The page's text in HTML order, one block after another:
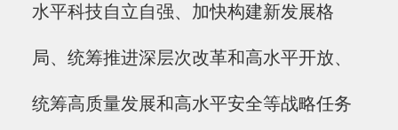
水平科技自立自强、加快构建新发展格
局、统筹推进深层次改革和高水平开放、
统筹高质量发展和高水平安全等战略任务